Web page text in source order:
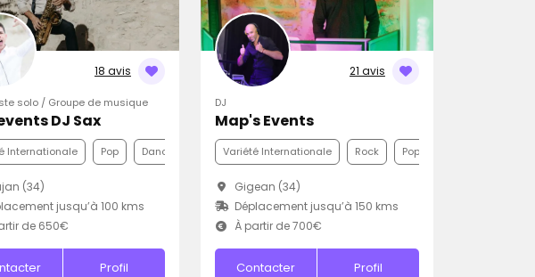
18 avis
solo / Groupe de musique
DJ Sax
Internationale Pop Dance
(34)
jusqu’à 100 kms
de 650€
Profil
21 avis
DJ
Map's Events
Variété Internationale Rock Pop
Gigean (34)
Déplacement jusqu’à 150 kms
À partir de 700€
Contacter Profil